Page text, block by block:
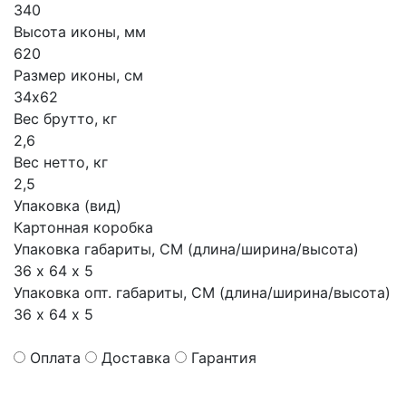
340
Высота иконы, мм
620
Размер иконы, см
34х62
Вес брутто, кг
2,6
Вес нетто, кг
2,5
Упаковка (вид)
Картонная коробка
Упаковка габариты, СМ (длина/ширина/высота)
36 х 64 х 5
Упаковка опт. габариты, СМ (длина/ширина/высота)
36 х 64 х 5
Оплата Доставка Гарантия